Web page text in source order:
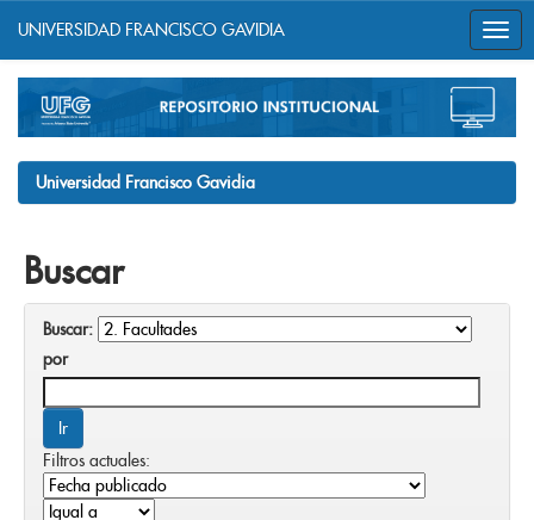
navigation
UNIVERSIDAD FRANCISCO GAVIDIA
Universidad Francisco Gavidia
Buscar
Buscar:
por
Filtros actuales: